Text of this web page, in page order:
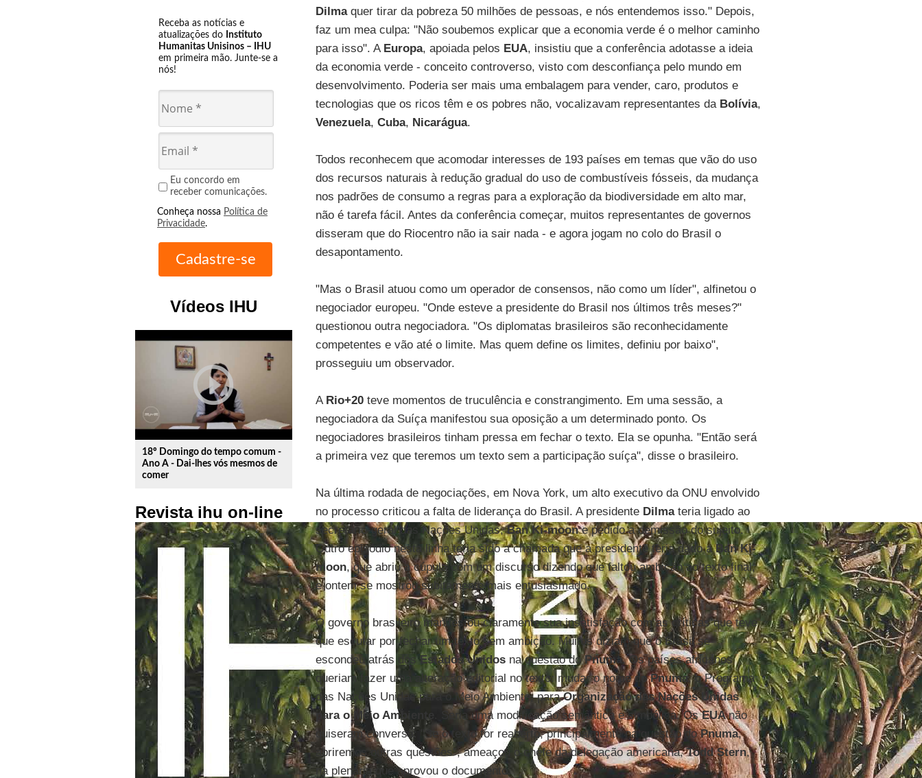
Receba as notícias e
atualizações do Instituto
Humanitas Unisinos – IHU
em primeira mão. Junte-se a
nós!
Eu concordo em
receber comunicações.
Conheça nossa Política de
Privacidade.
Vídeos IHU
play_circle_outline
18º Domingo do tempo comum -
Ano A - Dai-lhes vós mesmos de
comer
Revista ihu on-line
Dilma quer tirar da pobreza 50 milhões de pessoas, e nós entendemos isso." Depois,
faz um mea culpa: "Não soubemos explicar que a economia verde é o melhor caminho
para isso". A Europa, apoiada pelos EUA, insistiu que a conferência adotasse a ideia
da economia verde - conceito controverso, visto com desconfiança pelo mundo em
desenvolvimento. Poderia ser mais uma embalagem para vender, caro, produtos e
tecnologias que os ricos têm e os pobres não, vocalizavam representantes da Bolívia,
Venezuela, Cuba, Nicarágua.
Todos reconhecem que acomodar interesses de 193 países em temas que vão do uso
dos recursos naturais à redução gradual do uso de combustíveis fósseis, da mudança
nos padrões de consumo a regras para a exploração da biodiversidade em alto mar,
não é tarefa fácil. Antes da conferência começar, muitos representantes de governos
disseram que do Riocentro não ia sair nada - e agora jogam no colo do Brasil o
desapontamento.
"Mas o Brasil atuou como um operador de consensos, não como um líder", alfinetou o
negociador europeu. "Onde esteve a presidente do Brasil nos últimos três meses?"
questionou outra negociadora. "Os diplomatas brasileiros são reconhecidamente
competentes e vão até o limite. Mas quem define os limites, definiu por baixo",
prosseguiu um observador.
A Rio+20teve momentos de truculência e constrangimento. Em uma sessão, a
negociadora da Suíça manifestou sua oposição a um determinado ponto. Os
negociadores brasileiros tinham pressa em fechar o texto. Ela se opunha. "Então será
a primeira vez que teremos um texto sem a participação suíça", disse o brasileiro.
Na última rodada de negociações, em Nova York, um alto executivo da ONU envolvido
no processo criticou a falta de liderança do Brasil. A presidente Dilma teria ligado ao
secretário-geral das Nações Unidas,Ban Ki-moone pedido a demissão do sujeito.
Outro episódio nesta linha teria sido a chamada que a presidente teria dado aBan Ki-
moon, que abriu a cúpula com um discurso dizendo que faltou ambição ao texto final,
e ontem se mostrou subitamente mais entusiasmado.
O governo brasileiro manifestou claramente sua insatisfação com as críticas que teve
que escutar por fechar um texto sem ambição. Muitos diziam que o Brasil se
escondeu atrás dosEstados Unidosna questão doPnuma. Os países africanos
queriam fazer uma alteração editorial no texto: mudar o nome doPnuma, o Programa
das Nações Unidas para o Meio Ambiente, paraOrganização das Nações Unidas
para o Meio Ambiente
. Seria uma modificação semântica e simbólica. OsEUAnão
quiseram conversa: "Se o texto for reaberto, principalmente na questão doPnuma,
abriremos outras questões", ameaçou o chefe da delegação americana,Todd Stern,
na plenária que aprovou o documento.